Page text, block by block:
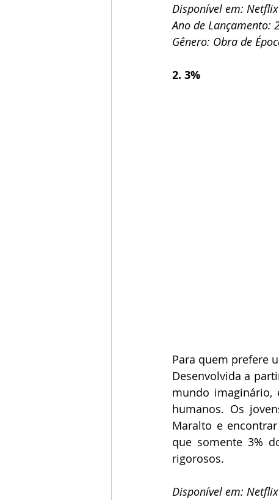
Disponível em: Netflix
Ano de Lançamento:
Gênero: Obra de
2. 3%
Para quem prefere
Desenvolvida a
mundo imaginário,
humanos. Os
Maralto e
que somente 3%
rigorosos.
Disponível em: Netflix